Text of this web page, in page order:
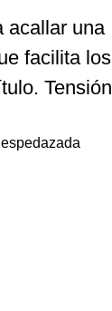
acallar una
facilita los
Tensión